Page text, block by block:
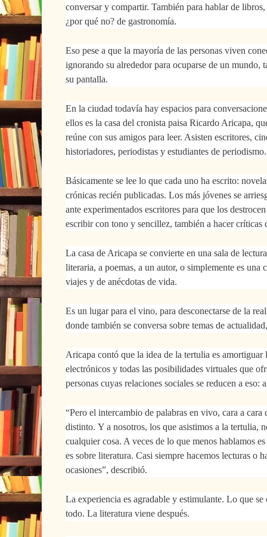
conversar y compartir. También para hablar de
¿por qué no? de gastronomía.
Eso pese a que la mayoría de las personas viven
ignorando su alrededorpara ocuparse de un mundo,
su pantalla.
En la ciudad todavía hay espacios para
ellos es la casa del cronista paisa Ricardo Aricapa,
reúne con sus amigos para leer. Asisten escritores,
historiadores, periodistas y estudiantes de periodismo.
Básicamente se lee lo que cada uno ha escrito:
crónicas recién publicadas. Los más jóvenes se
ante experimentados escritores para que los
escribir con tono y sencillez, también a hacer críticas
La casa de Aricapa se convierte en una sala de
literaria, a poemas, a un autor, o simplemente es una
viajes y de anécdotas de vida.
Es un lugar para el vino, para desconectarse de la
donde también se conversa sobre temas de
Aricapa contó que la idea de la tertulia es amortiguar
electrónicos y todas las posibilidades virtuales que
personas cuyas relaciones sociales se reducen a eso:
“Pero el intercambio de palabras en vivo, cara a
distinto. Y a nosotros, los que asistimos a la tertulia,
cualquier cosa. A veces de lo que menos hablamos
es sobre literatura. Casi siempre hacemos lecturas o
ocasiones”, describió.
La experiencia es agradable y estimulante. Lo que
todo. La literatura viene después.